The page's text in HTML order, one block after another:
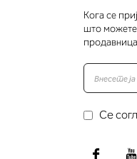
Кога се
што можете
Се